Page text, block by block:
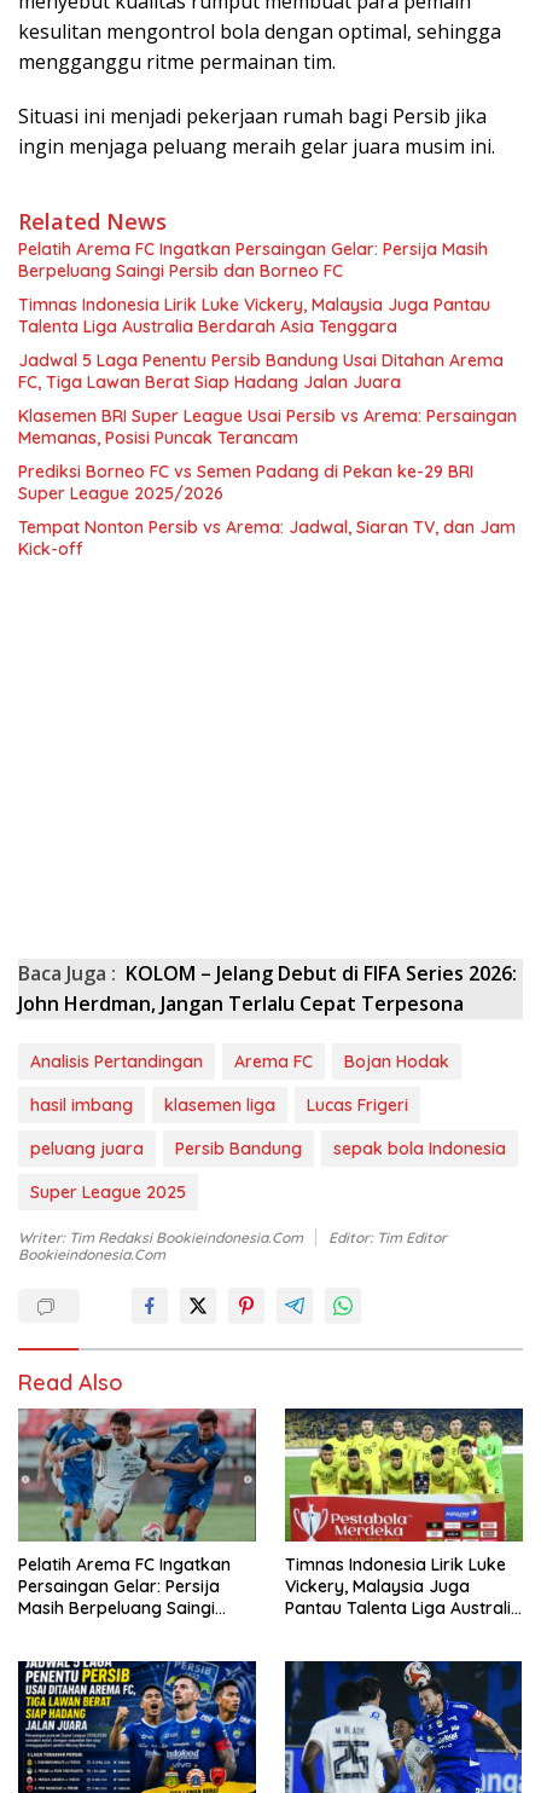
kesulitan mengontrol bola dengan optimal, sehingga
mengganggu ritme permainan tim.
Situasi ini menjadi pekerjaan rumah bagi Persib jika
ingin menjaga peluang meraih gelar juara musim ini.
Related News
Pelatih Arema FC Ingatkan Persaingan Gelar: Persija Masih
Berpeluang Saingi Persib dan Borneo FC
Timnas Indonesia Lirik Luke Vickery, Malaysia Juga Pantau
Talenta Liga Australia Berdarah Asia Tenggara
Jadwal 5 Laga Penentu Persib Bandung Usai Ditahan Arema
FC, Tiga Lawan Berat Siap Hadang Jalan Juara
Klasemen BRI Super League Usai Persib vs Arema: Persaingan
Memanas, Posisi Puncak Terancam
Prediksi Borneo FC vs Semen Padang di Pekan ke-29 BRI
Super League 2025/2026
Tempat Nonton Persib vs Arema: Jadwal, Siaran TV, dan Jam
Kick-off
Baca Juga : KOLOM – Jelang Debut di FIFA Series 2026:
John Herdman, Jangan Terlalu Cepat Terpesona
Analisis Pertandingan Arema FC
Bojan Hodak
hasil imbang
klasemen liga
Lucas Frigeri
peluang juara
Persib Bandung
sepak bola Indonesia
Super League 2025
Writer: Tim Redaksi Bookieindonesia.com
Editor: Tim Editor
Bookieindonesia.com
Read Also
Pelatih Arema FC Ingatkan
Persaingan Gelar: Persija
Masih Berpeluang Saingi
Timnas Indonesia Lirik Luke
Vickery, Malaysia Juga
Pantau Talenta Liga Australia